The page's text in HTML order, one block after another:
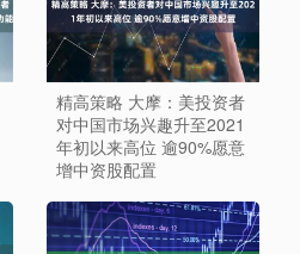
精高策略 大摩：美投资者
对中国市场兴趣升至2021
年初以来高位 逾90%愿意
增中资股配置